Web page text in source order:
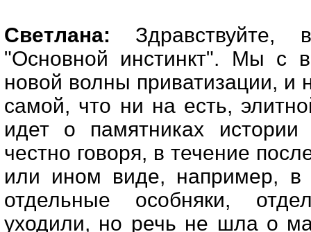
Светлана: Здравствуйте,
"Основной инстинкт". Мы с
новой волны приватизации, и
самой, что ни на есть,
идет о памятниках
честно говоря, в течение
или ином виде, например, в
отдельные особняки,
уходили, но речь не шла о